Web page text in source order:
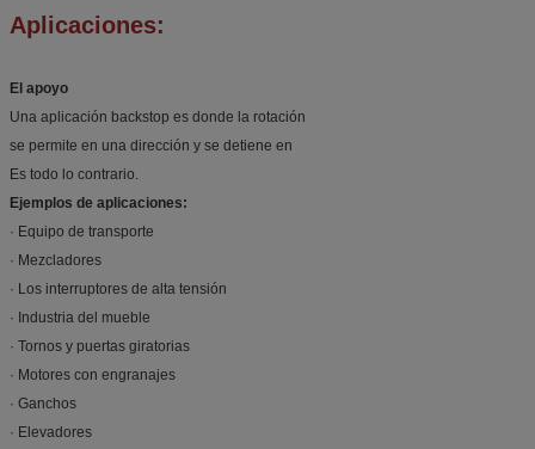
Aplicaciones:
El apoyo
Una aplicación backstop es donde la rotación
se permite en una dirección y se detiene en
Es todo lo contrario.
Ejemplos de aplicaciones:
· Equipo de transporte
· Mezcladores
· Los interruptores de alta tensión
· Industria del mueble
· Tornos y puertas giratorias
· Motores con engranajes
· Ganchos
· Elevadores